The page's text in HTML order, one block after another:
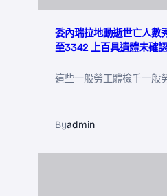
委內瑞拉地動逝世亡人數
至3342 上百具遺體未確
這些一般勞工體檢千一般
Byadmin